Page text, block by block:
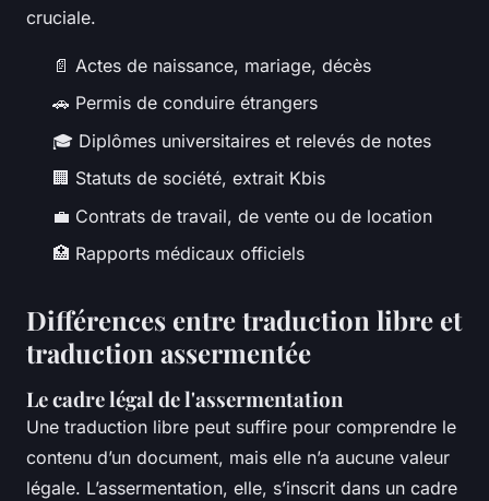
cruciale.
📄 Actes de naissance, mariage, décès
🚗 Permis de conduire étrangers
🎓 Diplômes universitaires et relevés de notes
🏢 Statuts de société, extrait Kbis
💼 Contrats de travail, de vente ou de location
🏥 Rapports médicaux officiels
Différences entre traduction libre et
traduction assermentée
Le cadre légal de l'assermentation
Une traduction libre peut suffire pour comprendre le
contenu d’un document, mais elle n’a aucune valeur
légale. L’assermentation, elle, s’inscrit dans un cadre